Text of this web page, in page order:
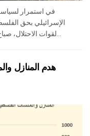
في استمرار
الإسرائيلي بحق
لقوات الاحتلال، صباح اليوم الأربعاء 6 آب 2025، عملية هدم واسعة...
هدم المنازل